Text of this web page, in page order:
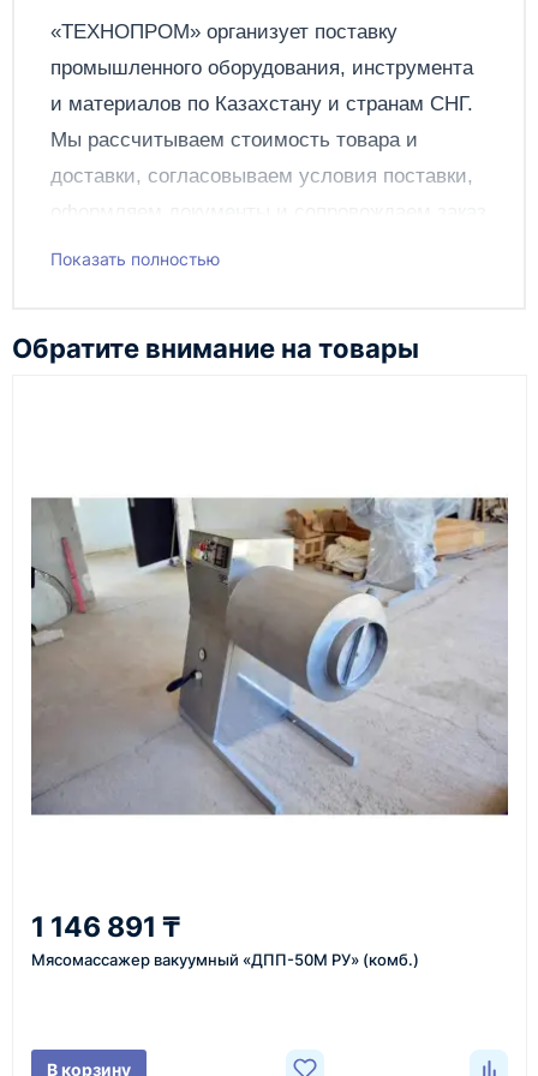
«ТЕХНОПРОМ» организует поставку
промышленного оборудования, инструмента
и материалов по Казахстану и странам СНГ.
Мы рассчитываем стоимость товара и
доставки, согласовываем условия поставки,
до получения клиентом.
онлайн-форму заказа и укажите контакты для
стоимость поставки и предложить удобный вариант
доставки.
Также вы можете заказать оборудование и
инструменты по номеру телефона в шапке сайта
или через онлайн-форму запроса обратного звонка.
Казахстан и СНГ
доставка оборудования в разные города и
регионы
средний срок доставки по большинству поставок
проверка товара перед отправкой клиенту
Показать полностью
Обратите внимание на товары
1 146 891 ₸
Мясомассажер вакуумный «ДПП-50М РУ» (комб.)
В корзину